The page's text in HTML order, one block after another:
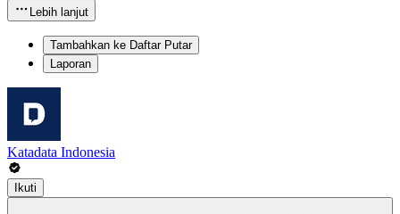
Lebih lanjut
Tambahkan ke Daftar Putar
Laporan
Katadata Indonesia
Ikuti